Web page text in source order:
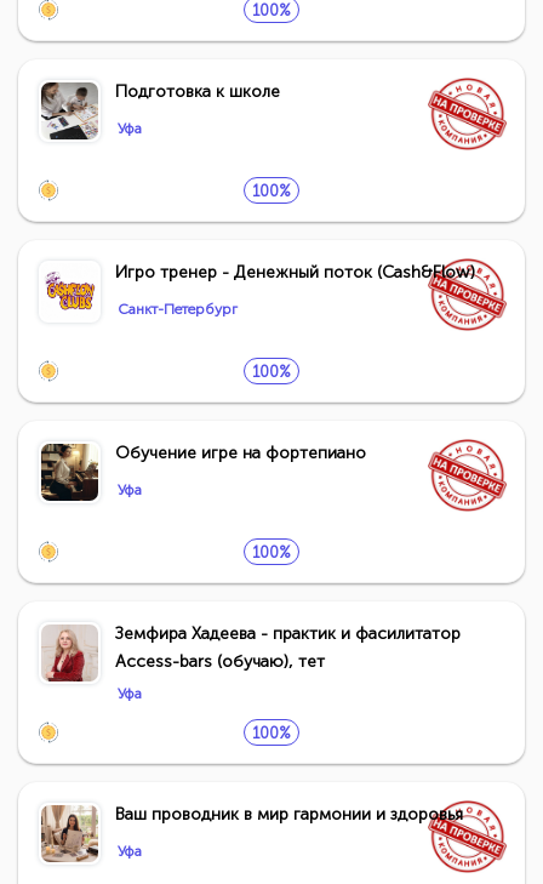
100%
Подготовка к школе
Уфа
100%
Игро тренер - Денежный поток (Cash&Flow)
Санкт-Петербург
100%
Обучение игре на фортепиано
Уфа
100%
Земфира Хадеева - практик и фасилитатор
Access-bars (обучаю), тет
Уфа
100%
Ваш проводник в мир гармонии и здоровья
Уфа